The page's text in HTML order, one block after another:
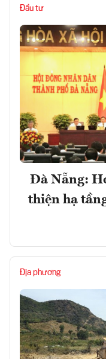
Đầu tư
Đà Nẵng:
thiện hạ
Địa phương